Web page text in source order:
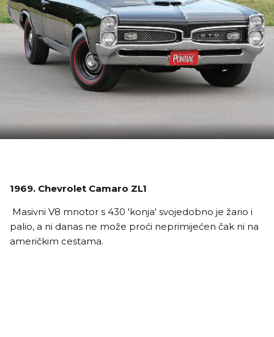
1969. Chevrolet Camaro ZL1
Masivni V8 mnotor s 430 'konja' svojedobno je žario i
palio, a ni danas ne može proći neprimijećen čak ni na
američkim cestama.